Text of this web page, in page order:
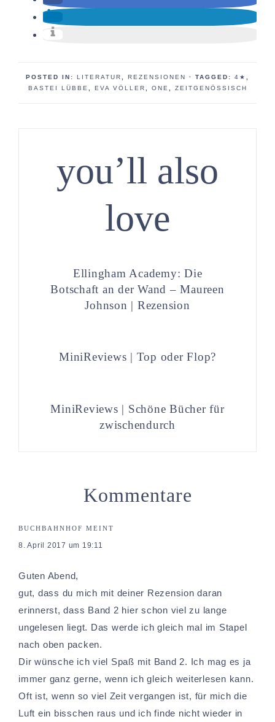
POSTED IN: LITERATUR REZENSIONEN · TAGGED: 4★
BASTEI LÜBBE
EVA VÖLLER ONE ZEITGENÖSSISCH
you’ll also
love
Ellingham Academy: Die
Botschaft an der Wand – Maureen
Johnson | Rezension
MiniReviews | Top oder Flop?
MiniReviews | Schöne Bücher für
zwischendurch
Kommentare
BUCHBAHNHOF MEINT
8. April 2017 um 19:11
Guten Abend,
gut, dass du mich mit deiner Rezension daran
erinnerst, dass Band 2 hier schon viel zu lange
ungelesen liegt. Das werde ich gleich mal im Stapel
nach oben packen.
Dir wünsche ich viel Spaß mit Band 2. Ich mag es ja
immer ganz gerne, wenn ich gleich weiterlesen kann.
Oft ist, wenn so viel Zeit vergangen ist, für mich die
Luft ein bisschen raus und ich finde nicht wieder in